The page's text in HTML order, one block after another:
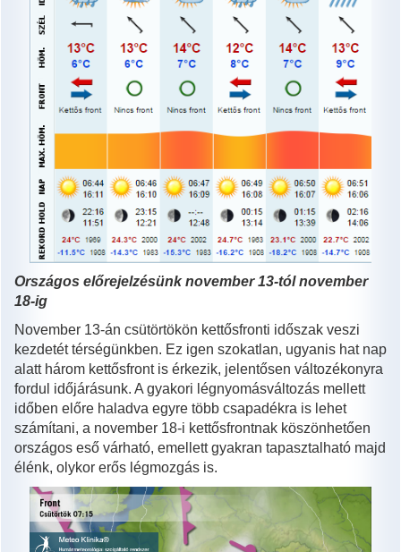
Országos előrejelzésünk november 13-tól november
18-ig
November 13-án csütörtökön kettősfronti időszak veszi
kezdetét térségünkben. Ez igen szokatlan, ugyanis hat nap
alatt három kettősfront is érkezik, jelentősen változékonyra
fordul időjárásunk. A gyakori légnyomásváltozás mellett
időben előre haladva egyre több csapadékra is lehet
számítani, a november 18-i kettősfrontnak köszönhetően
országos eső várható, emellett gyakran tapasztalható majd
élénk, olykor erős légmozgás is.